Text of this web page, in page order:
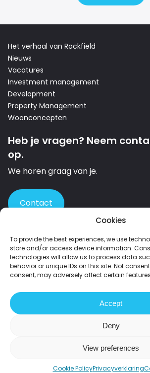
Cookies
To provide the best experiences, we use
store and/or access device information.
technologies will allow us to process data
behavior or unique IDs on this site. Not
consent, may adversely affect certain
Accept
Deny
View preferences
Cookie PolicyPrivacyverklaring
Het verhaal van Rockfield
Nieuws
Vacatures
Investment management
Development
Property Management
Woonconcepten
Heb je vragen? Neem
op.
We horen graag van je.
Contact
Member of INREV – the leading European
investors and investment managers in non-
developers.
2026 Fundament All
Privacy statement